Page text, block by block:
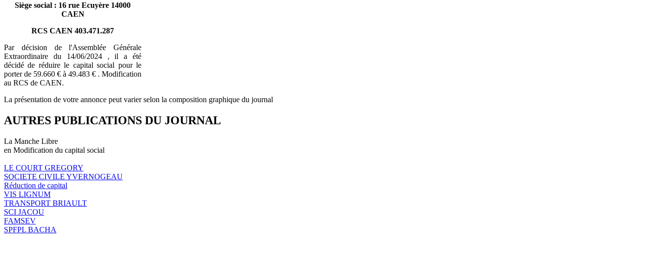
Siège social : 16 rue Ecuyère 14000
CAEN
RCS CAEN 403.471.287
Par décision de l'Assemblée Générale
Extraordinaire du 14/06/2024 , il a été
décidé de réduire le capital social pour le
porter de 59.660 € à 49.483 € . Modification
au RCS de CAEN.
La présentation de votre annonce peut varier selon la composition graphique du journal
AUTRES PUBLICATIONS DU JOURNAL
La Manche Libre
en Modification du capital social
LE COURT GREGORY
SOCIETE CIVILE YVERNOGEAU
Réduction de capital
VIS LIGNUM
TRANSPORT BRIAULT
SCI JACOU
FAMSEV
SPFPL BACHA